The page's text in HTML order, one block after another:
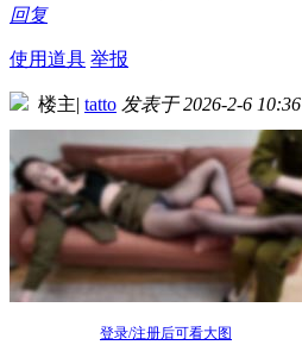
回复
使用道具 举报
楼主| tatto 发表于 2026-2-6 10:36
登录/注册后可看大图